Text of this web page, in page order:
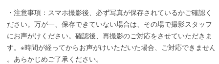
・注意事項：スマホ撮影後、必ず写真が保存されているかご確認く
ださい。万が一、保存できていない場合は、その場で撮影スタッフ
にお声がけください。確認後、再撮影のご対応をさせていただきま
す。※時間が経ってからお声がけいただいた場合、ご対応できません
。あらかじめご了承ください。